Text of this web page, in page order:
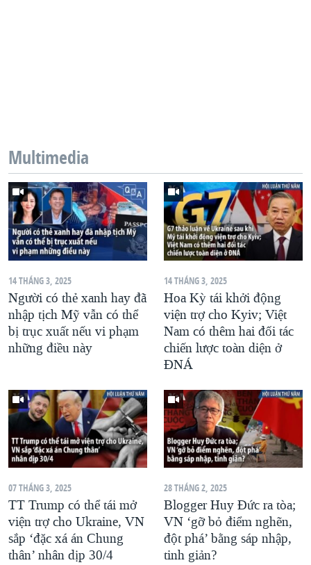
Multimedia
14 THÁNG 3, 2025
Người có thẻ xanh hay đã
nhập tịch Mỹ vẫn có thể
bị trục xuất nếu vi phạm
những điều này
14 THÁNG 3, 2025
Hoa Kỳ tái khởi động
viện trợ cho Kyiv; Việt
Nam có thêm hai đối tác
chiến lược toàn diện ở
ĐNÁ
07 THÁNG 3, 2025
TT Trump có thể tái mở
viện trợ cho Ukraine, VN
sắp ‘đặc xá án Chung
thân’ nhân dịp 30/4
28 THÁNG 2, 2025
Blogger Huy Đức ra tòa;
VN ‘gỡ bỏ điểm nghẽn,
đột phá’ bằng sáp nhập,
tinh giản?